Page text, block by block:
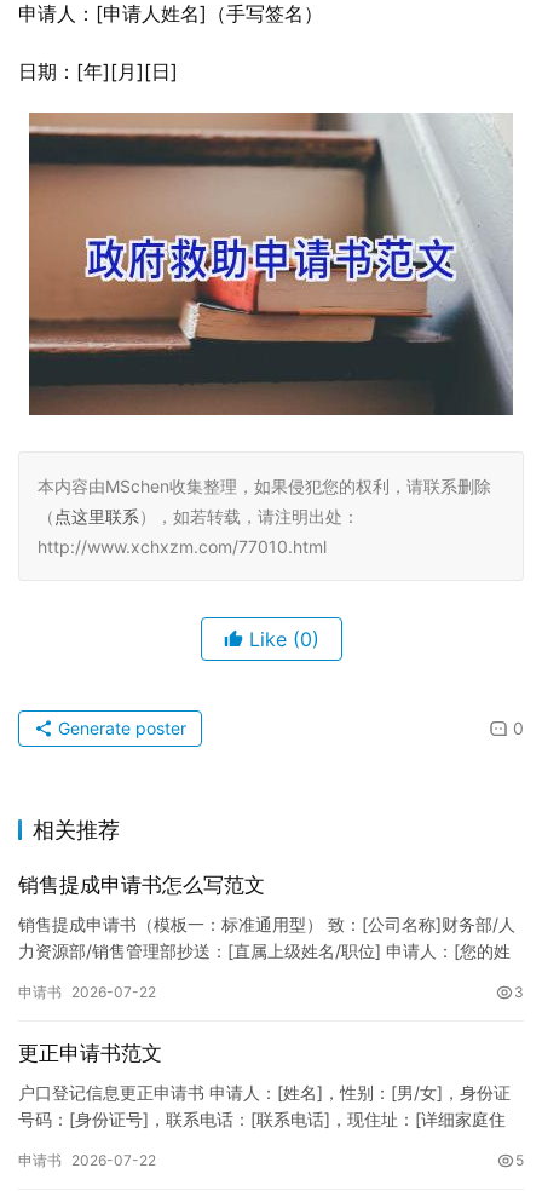
申请人：[申请人姓名]（手写签名）
日期：[年][月][日]
本内容由MSchen收集整理，如果侵犯您的权利，请联系删除
（ 点这里联系），如若转载，请注明出处：
http://www.xchxzm.com/77010.html
Like (0)
0
Generate poster
相关推荐
销售提成申请书怎么写范文
销售提成申请书（模板一：标准通用型） 致：[公司名称]财务部/人
力资源部/销售管理部抄送：[直属上级姓名/职位] 申请人：[您的姓
申请书 2026-07-22 3
更正申请书范文
户口登记信息更正申请书 申请人：[姓名]，性别：[男/女]，身份证
号码：[身份证号]，联系电话：[联系电话]，现住址：[详细家庭住
申请书 2026-07-22 5